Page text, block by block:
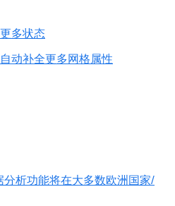
多状态
自动补全更多网格属性
分析功能将在大多数欧洲国家/